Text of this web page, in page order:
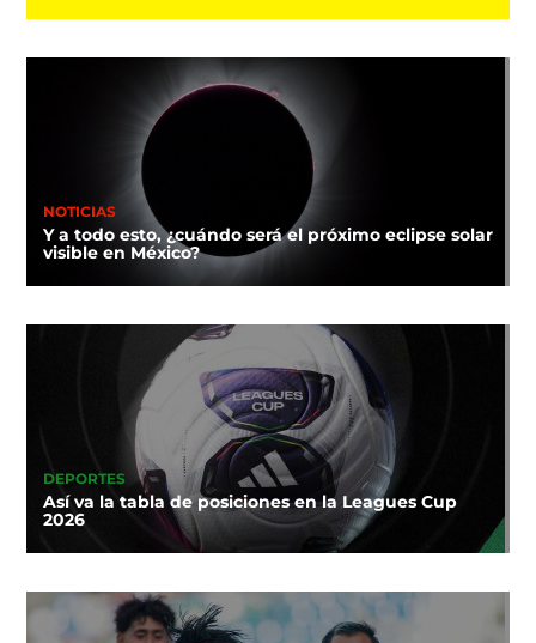
NOTICIAS
Y a todo esto, ¿cuándo será el próximo eclipse solar
visible en México?
DEPORTES
Así va la tabla de posiciones en la Leagues Cup
2026